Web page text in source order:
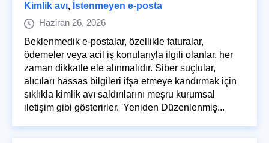
Kimlik avı, İstenmeyen e-posta
Haziran 26, 2026
Beklenmedik e-postalar, özellikle faturalar,
ödemeler veya acil iş konularıyla ilgili olanlar, her
zaman dikkatle ele alınmalıdır. Siber suçlular,
alıcıları hassas bilgileri ifşa etmeye kandırmak için
sıklıkla kimlik avı saldırılarını meşru kurumsal
iletişim gibi gösterirler. 'Yeniden Düzenlenmiş...